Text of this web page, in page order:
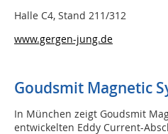
Halle C4, Stand 211/312
www.gergen-jung.de
Goudsmit Magnetic
In München zeigt Goudsmit
entwickelten Eddy Current-